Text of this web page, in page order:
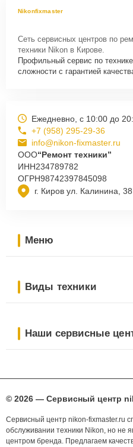
Nikonfixmaster
Сеть сервисных центров по
техники Nikon в Кирове.
Профильный сервис по
сложности с гарантией
г. Киров ул. Калинина, 38
Ежедневно, с 10:00 до
+7 (958) 295-29-36
info@nikon-fixmaster.ru
ООО“Ремонт техники”
ИНН234789782
ОГРН98742397845098
Меню
Виды техники
Наши сервисные
© 2026 — Сервисный центр
Сервисный центр nikon-fixmaster.ru
обслуживании техники Nikon, но не
центром бренда. Предлагаем